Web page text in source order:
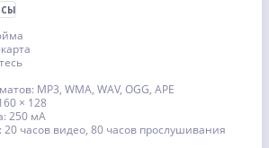
MP3, WMA, WAV, OGG, APE
× 128
250 мА
часов видео, 80 часов прослушивания